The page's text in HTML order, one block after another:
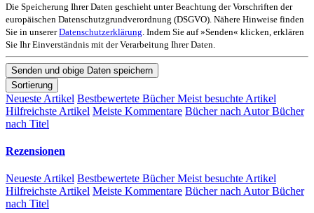
Die Speicherung Ihrer Daten geschieht unter Beachtung der Vorschriften der
europäischen Datenschutzgrundverordnung (DSGVO). Nähere Hinweise finden
Sie in unsererDatenschutzerklärung . Indem Sie auf »Senden« klicken, erklären
Sie Ihr Einverständnis mit der Verarbeitung Ihrer Daten.
Sortierung
Neueste Artikel Bestbewertete BücherMeist besuchte Artikel
Hilfreichste Artikel Meiste Kommentare Bücher nach AutorBücher
nach Titel
Rezensionen
Neueste Artikel Bestbewertete BücherMeist besuchte Artikel
Hilfreichste Artikel Meiste Kommentare Bücher nach AutorBücher
nach Titel